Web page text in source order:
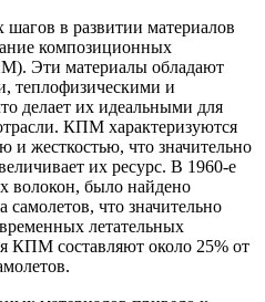
в развитии материалов
композиционных
Эти материалы обладают
теплофизическими и
делает их идеальными для
КПМ характеризуются
и жесткостью, что значительно
их ресурс. В 1960-е
волокон, было найдено
что значительно
летательных
КПМ составляют около 25% от